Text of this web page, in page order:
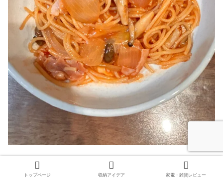
『うきレジ』モードで簡単9分でできました。
トップページ 収納アイデア 家電・雑貨レビュー